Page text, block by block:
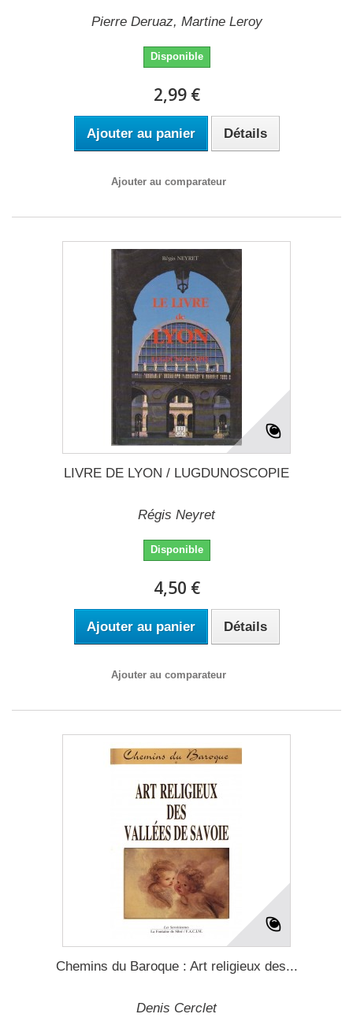
Pierre Deruaz, Martine Leroy
Disponible
2,99 €
Ajouter au panier Détails
Ajouter au comparateur
LIVRE DE LYON / LUGDUNOSCOPIE
Régis Neyret
Disponible
4,50 €
Ajouter au panier Détails
Ajouter au comparateur
Chemins du Baroque : Art religieux des...
Denis Cerclet